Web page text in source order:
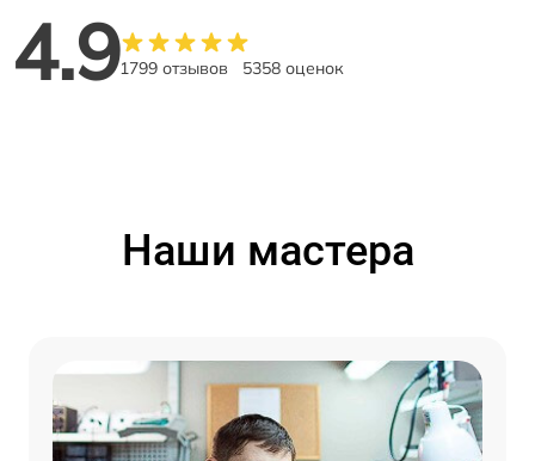
4.91799 отзывов 5358 оценок
Наши мастера